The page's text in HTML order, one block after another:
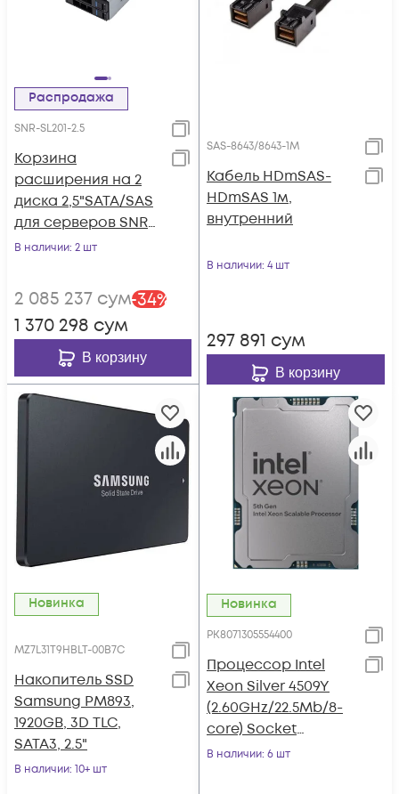
Распродажа
SNR-SL201-2.5
Корзина
расширения на 2
диска 2,5"SATA/SAS
для серверов SNR
серии RS/RE
В наличии: 2 шт
2 085 237 сум-34%
1 370 298 сум
В корзину
SAS-8643/8643-1M
Кабель HDmSAS-
HDmSAS 1м,
внутренний
В наличии: 4 шт
297 891 сум
В корзину
Новинка
MZ7L31T9HBLT-00B7C
Накопитель SSD
Samsung PM893,
1920GB, 3D TLC,
SATA3, 2.5"
В наличии: 10+ шт
Новинка
PK8071305554400
Процессор Intel
Xeon Silver 4509Y
(2.60GHz/22.5Mb/8-
core) Socket
LGA4677
В наличии: 6 шт